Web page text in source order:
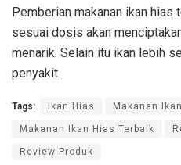
Pemberian makanan ikan hias
sesuai dosis akan
menarik. Selain itu ikan lebih
penyakit.
Tags: Ikan Hias Makanan
Makanan Ikan Hias Terbaik
Review Produk